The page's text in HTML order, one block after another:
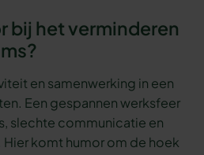
bij het verminderen
en samenwerking in een
Een gespannen werksfeer
slechte communicatie en
komt humor om de hoek